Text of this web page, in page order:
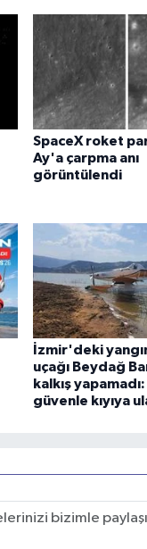
SpaceX roket
Ay'a çarpma anı
görüntülendi
İzmir'deki
uçağı Beydağ
kalkış
güvenle kıyıya